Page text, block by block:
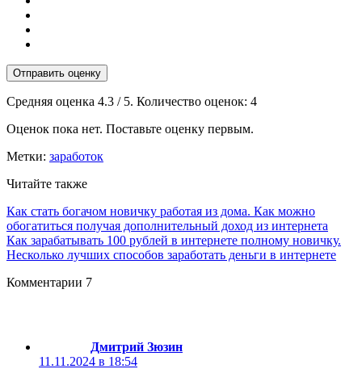
Отправить оценку
Средняя оценка 4.3 / 5. Количество оценок: 4
Оценок пока нет. Поставьте оценку первым.
Метки: заработок
Читайте также
Как стать богачом новичку работая из дома. Как можно
обогатиться получая дополнительный доход из интернета
Как зарабатывать 100 рублей в интернете полному новичку.
Несколько лучших способов заработать деньги в интернете
Комментарии 7
Дмитрий Зюзин
11.11.2024 в 18:54